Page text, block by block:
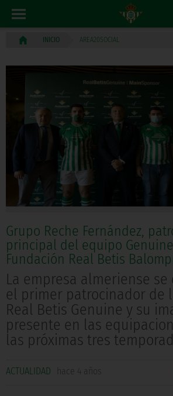
INICIO AREA20SOCIAL
Grupo Reche Fernández,
principal del equipo
Fundación Real Betis
La empresa almeriense
el primer patrocinador de
Real Betis Genuine y su
presente en las
las próximas tres
ACTUALIDAD hace 4 años